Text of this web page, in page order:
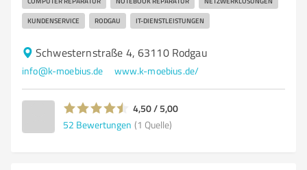
KUNDENSERVICE RODGAU IT-DIENSTLEISTUNGEN
Schwesternstraße 4, 63110 Rodgau
info@k-moebius.de www.k-moebius.de/
4,50 / 5,00
52 Bewertungen (1 Quelle)